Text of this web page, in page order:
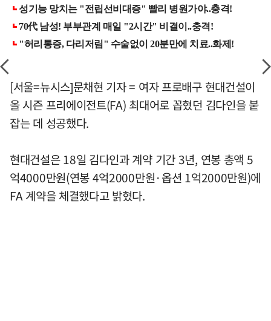
[서울=뉴시스]문채현 기자 = 여자 프로배구 현대건설이
올 시즌 프리에이전트(FA) 최대어로 꼽혔던 김다인을 붙
잡는 데 성공했다.
현대건설은 18일 김다인과 계약 기간 3년, 연봉 총액 5
억4000만원(연봉 4억2000만원·옵션 1억2000만원)에
FA 계약을 체결했다고 밝혔다.